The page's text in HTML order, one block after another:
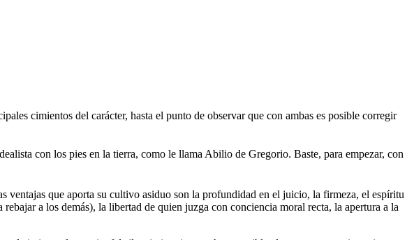
cimientos del carácter, hasta el punto de observar que con ambas es posible corregir
con los pies en la tierra, como le llama Abilio de Gregorio. Baste, para empezar, con
que aporta su cultivo asiduo son la profundidad en el juicio, la firmeza, el espíritu
a los demás), la libertad de quien juzga con conciencia moral recta, la apertura a la